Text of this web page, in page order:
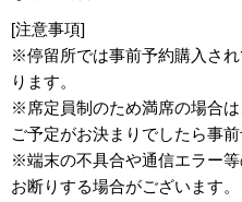
[注意事項]
※停留所では事前予約購入さ
ります。
※席定員制のため満席の場合は
ご予定がお決まりでしたら事前
※端末の不具合や通信エラー
お断りする場合がございます。